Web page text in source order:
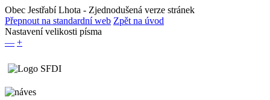
Obec Jestřabí Lhota - Zjednodušená verze stránek
Přepnout na standardní web Zpět na úvod
Nastavení velikosti písma
— +